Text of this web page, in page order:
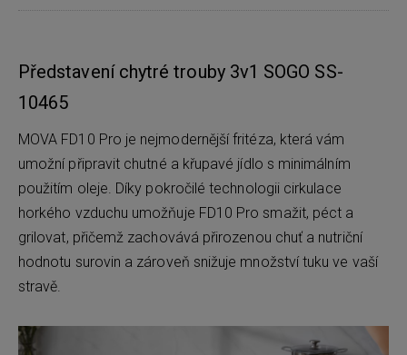
Představení chytré trouby 3v1 SOGO SS-
10465
MOVA FD10 Pro je nejmodernější fritéza, která vám
umožní připravit chutné a křupavé jídlo s minimálním
použitím oleje. Díky pokročilé technologii cirkulace
horkého vzduchu umožňuje FD10 Pro smažit, péct a
grilovat, přičemž zachovává přirozenou chuť a nutriční
hodnotu surovin a zároveň snižuje množství tuku ve vaší
stravě.